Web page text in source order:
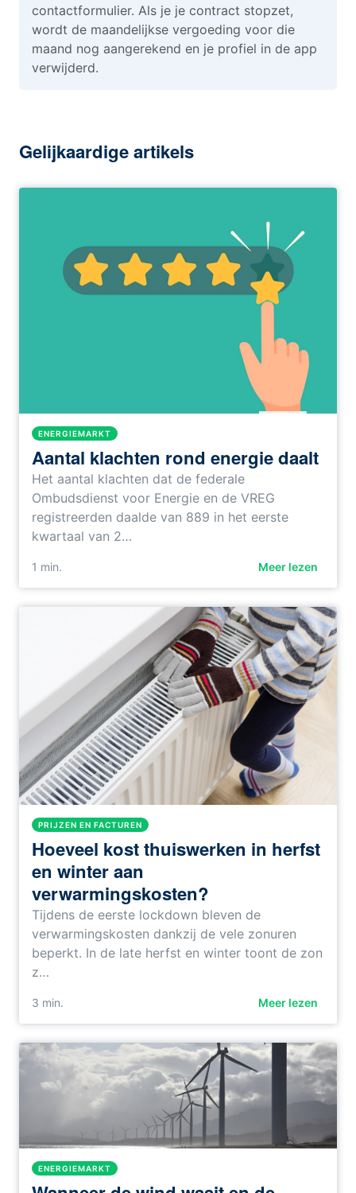
contactformulier. Als je je contract stopzet,
wordt de maandelijkse vergoeding voor die
maand nog aangerekend en je profiel in de app
verwijderd.
Gelijkaardige artikels
ENERGIEMARKT
Aantal klachten rond energie daalt
Het aantal klachten dat de federale
Ombudsdienst voor Energie en de VREG
registreerden daalde van 889 in het eerste
kwartaal van 2…
1 min. Meer lezen
PRIJZEN EN FACTUREN
Hoeveel kost thuiswerken in herfst
en winter aan
verwarmingskosten?
Tijdens de eerste lockdown bleven de
verwarmingskosten dankzij de vele zonuren
beperkt. In de late herfst en winter toont de zon
z…
3 min. Meer lezen
ENERGIEMARKT